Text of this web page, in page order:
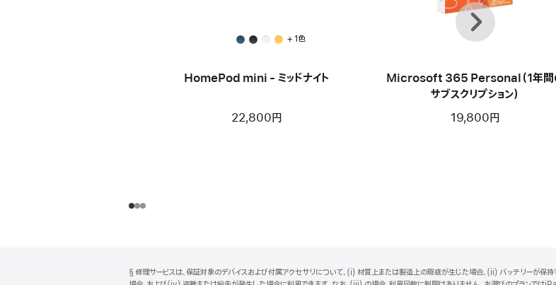
+ 1色
HomePod mini - ミッドナイト
22,800円
Microsoft 365 Personal（1年間
サブスクリプション）
19,800円
前
へ
次
ッ
注
§ 修理サービスは、保証対象のデバイスおよび付属アクセサリについて、(i) 材質上または製造上の瑕疵が生じた場合、(ii) バッテリーが